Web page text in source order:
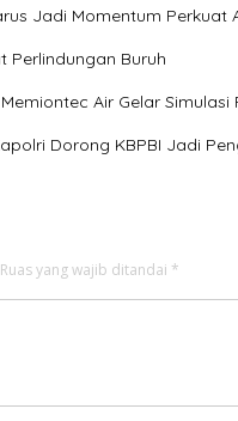
Jadi Momentum
Perlindungan Buruh
Air Gelar Simulasi
Dorong KBPBI Jadi
Ruas yang wajib ditandai *